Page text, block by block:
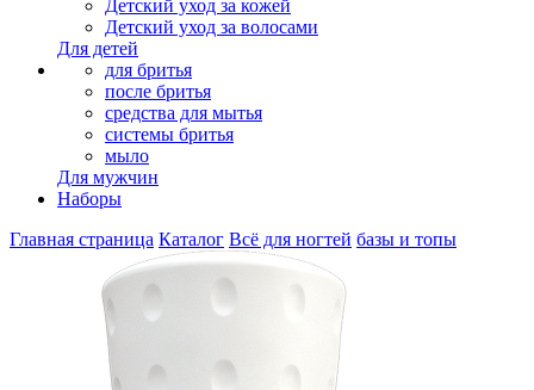
Детский уход за кожей
Детский уход за волосами
Для детей
для бритья
после бритья
средства для мытья
системы бритья
мыло
Для мужчин
Наборы
Главная страница Каталог Всё для ногтей базы и топы